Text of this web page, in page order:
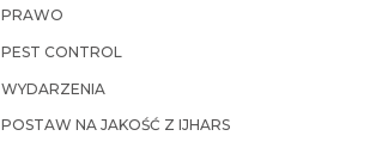
PRAWO
PEST CONTROL
WYDARZENIA
POSTAW NA JAKOŚĆ Z IJHARS